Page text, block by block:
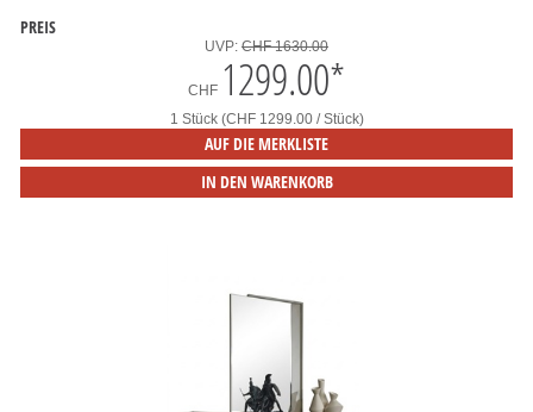
PREIS
UVP: CHF 1630.00
CHF 1299.00*
1 Stück (CHF 1299.00 / Stück)
AUF DIE MERKLISTE
IN DEN WARENKORB